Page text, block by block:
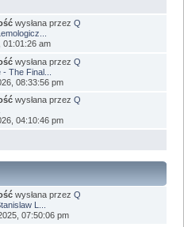
wysłana przezQ
01:01:26 am
wysłana przezQ
The Final...
08:33:56 pm
wysłana przezQ
04:10:46 pm
wysłana przezQ
L...
07:50:06 pm